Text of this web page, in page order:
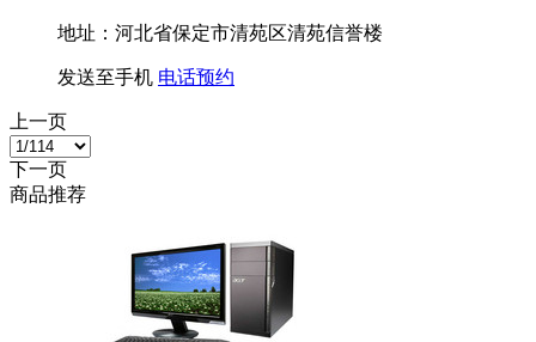
地址：河北省保定市清苑区清苑信誉楼
发送至手机 电话预约
上一页
下一页
商品推荐